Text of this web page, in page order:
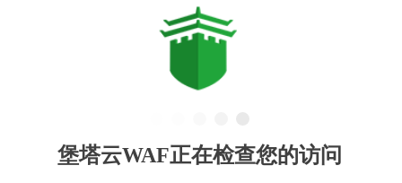
堡塔云WAF正在检查您的访问